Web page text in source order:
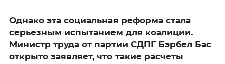
Однако эта социальная реформа стала
серьезным испытанием для коалиции.
Министр труда от партии СДПГ Бэрбел Бас
открыто заявляет, что такие расчеты